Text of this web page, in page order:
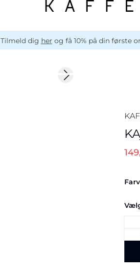
Tilmeld dig her og få 10% på din første
Next slide